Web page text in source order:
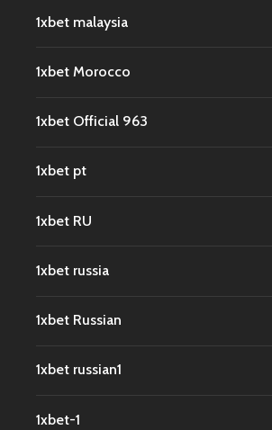
1xbet malaysia
1xbet Morocco
1xbet Official 963
1xbet pt
1xbet RU
1xbet russia
1xbet Russian
1xbet russian1
1xbet-1